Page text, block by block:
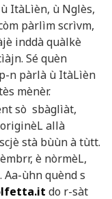
ItàLìèn, ù Nglès,
pàrlìm scrìvm,
inddà quàlkè
Sé quèn
n pàrlà ù ItàLìèn
mènèr.
sò sbàglìàt,
allà
stà bùùn à tùtt.
è nòrmèL,
Aa-ùhn quènd s
do r-sàt